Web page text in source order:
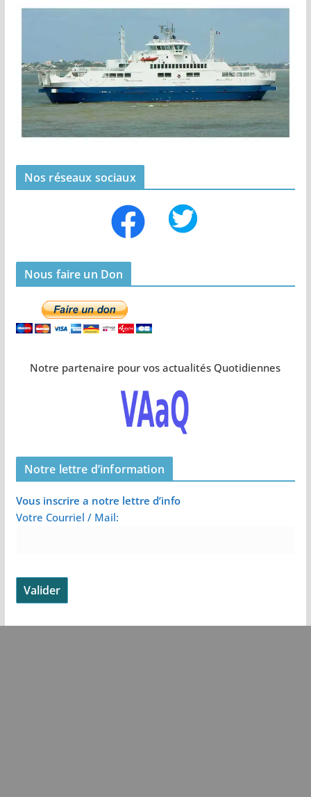
Nos réseaux sociaux
Nous faire un Don
Notre partenaire pour vos actualités Quotidiennes
Notre lettre d’information
Vous inscrire a notre lettre d’info
Votre Courriel / Mail: